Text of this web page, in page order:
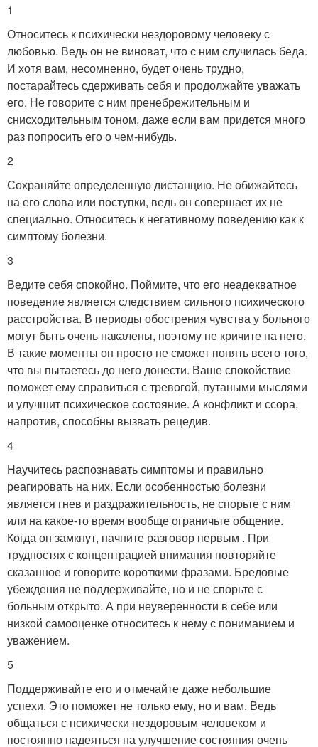
1
Относитесь к психически нездоровому человеку с
любовью. Ведь он не виноват, что с ним случилась беда.
И хотя вам, несомненно, будет очень трудно,
постарайтесь сдерживать себя и продолжайте уважать
его. Не говорите с ним пренебрежительным и
снисходительным тоном, даже если вам придется много
раз попросить его о чем-нибудь.
2
Сохраняйте определенную дистанцию. Не обижайтесь
на его слова или поступки, ведь он совершает их не
специально. Относитесь к негативному поведению как к
симптому болезни.
3
Ведите себя спокойно. Поймите, что его неадекватное
поведение является следствием сильного психического
расстройства. В периоды обострения чувства у больного
могут быть очень накалены, поэтому не кричите на него.
В такие моменты он просто не сможет понять всего того,
что вы пытаетесь до него донести. Ваше спокойствие
поможет ему справиться с тревогой, путаными мыслями
и улучшит психическое состояние. А конфликт и ссора,
напротив, способны вызвать рецедив.
4
Научитесь распознавать симптомы и правильно
реагировать на них. Если особенностью болезни
является гнев и раздражительность, не спорьте с ним
или на какое-то время вообще ограничьте общение.
Когда он замкнут, начните разговор первым . При
трудностях с концентрацией внимания повторяйте
сказанное и говорите короткими фразами. Бредовые
убеждения не поддерживайте, но и не спорьте с
больным открыто. А при неуверенности в себе или
низкой самооценке относитесь к нему с пониманием и
уважением.
5
Поддерживайте его и отмечайте даже небольшие
успехи. Это поможет не только ему, но и вам. Ведь
общаться с психически нездоровым человеком и
постоянно надеяться на улучшение состояния очень